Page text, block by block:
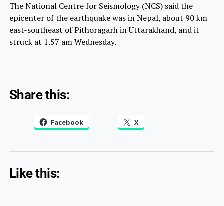
The National Centre for Seismology (NCS) said the
epicenter of the earthquake was in Nepal, about 90 km
east-southeast of Pithoragarh in Uttarakhand, and it
struck at 1.57 am Wednesday.
Share this:
Facebook X
Like this: